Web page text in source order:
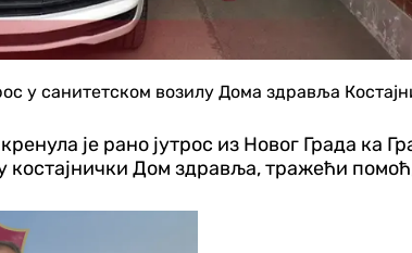
у санитетском возилу Дома здравља
је рано јутрос из Новог Града ка
у костајнички Дом здравља, тражећи